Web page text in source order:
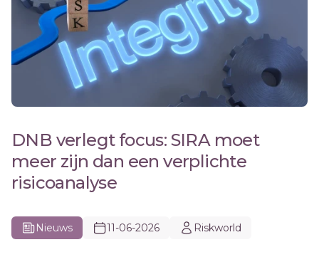
DNB verlegt focus: SIRA moet
meer zijn dan een verplichte
risicoanalyse
Nieuws 11-06-2026 Riskworld